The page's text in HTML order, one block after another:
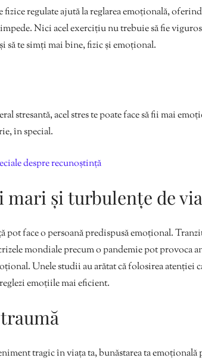
regulate ajută la reglarea emoțională,
Nici acel exercițiu nu trebuie să fie
să te simți mai bine, fizic și emoțional.
stresantă, acel stres te poate face să fii mai
în special.
despre recunoștință
mari și turbulențe de
pot face o persoană predispusă emoțional.
mondiale precum o pandemie pot provoca
Unele studii au arătat că folosirea atenției
emoțiile mai eficient.
tragic în viața ta, bunăstarea ta emoțională